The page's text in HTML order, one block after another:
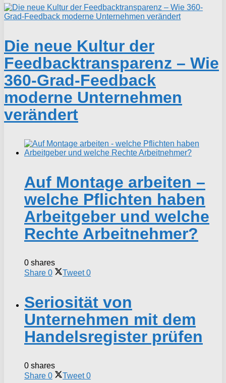
Die neue Kultur der
Feedbacktransparenz – Wie
360-Grad-Feedback
moderne Unternehmen
verändert
Auf Montage arbeiten –
welche Pflichten haben
Arbeitgeber und welche
Rechte Arbeitnehmer?
0 shares
Share 0 Tweet 0
Seriosität von
Unternehmen mit dem
Handelsregister prüfen
0 shares
Share 0 Tweet 0